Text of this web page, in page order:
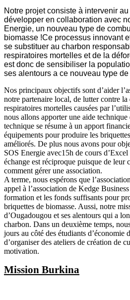
Notre projet consiste à intervenir
développer en collaboration avec
Energie, un nouveau type de
biomasse !Ce processus innovant
se substituer au charbon
respiratoires mortelles et de la
est donc de sensibiliser la
ses alentours a ce nouveau type
Nos principaux objectifs sont d’aider
notre partenaire local, de lutter contre
respiratoires mortelles causées par
nous allons apporter une aide
technique se résume à un apport
équipements pour produire les
améliorés. De plus nous avons pour
SOS Energie avec15h de cours
échange est réciproque puisque de leur
comment gérer une association.
A terme, nous espérons que
appel à l’association de Kedge
formation et les fonds suffisants pour
briquettes de biomasse. Aussi, notre
d’Ougadougou et ses alentours qui a
charbon. Dans un deuxième temps,
jours au côté des étudiants d’économie
d’organiser des ateliers de création de
motivation.
Mission Burkina